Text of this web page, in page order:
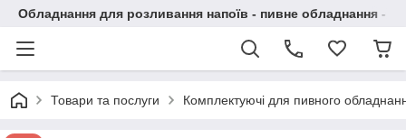
Обладнання для розливання напоїв - пивне обладнання - в
Товари та послуги Комплектуючі для пивного